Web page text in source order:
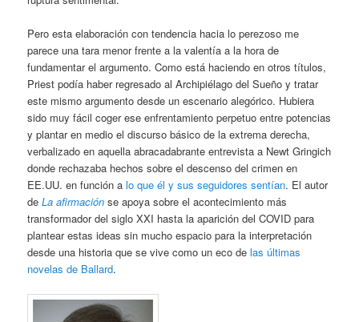
Pero esta elaboración con tendencia hacia lo perezoso me
parece una tara menor frente a la valentía a la hora de
fundamentar el argumento. Como está haciendo en otros títulos,
Priest podía haber regresado al Archipiélago del Sueño y tratar
este mismo argumento desde un escenario alegórico. Hubiera
sido muy fácil coger ese enfrentamiento perpetuo entre potencias
y plantar en medio el discurso básico de la extrema derecha,
verbalizado en aquella abracadabrante entrevista a Newt Gringich
donde rechazaba hechos sobre el descenso del crimen en
EE.UU. en función alo que él y sus seguidores sentían. El autor
deLa afirmación se apoya sobre el acontecimiento más
transformador del siglo XXI hasta la aparición del COVID para
plantear estas ideas sin mucho espacio para la interpretación
desde una historia que se vive como un eco delas últimas
novelas de Ballard.